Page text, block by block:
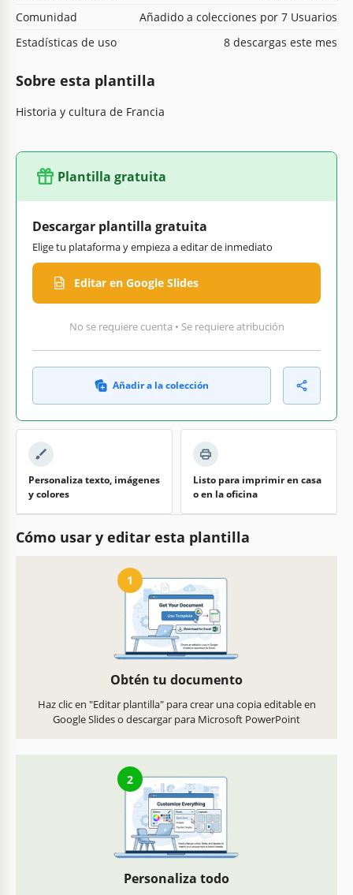
Comunidad
Añadido a colecciones por 7 Usuarios
Estadísticas de uso
8 descargas este mes
Sobre esta plantilla
Historia y cultura de Francia
Plantilla gratuita
Descargar plantilla gratuita
Elige tu plataforma y empieza a editar de inmediato
Editar en Google Slides
No se requiere cuenta • Se requiere atribución
Añadir a la colección
Personaliza texto, imágenes
y colores
Listo para imprimir en casa
o en la oficina
Cómo usar y editar esta plantilla
1
Obtén tu documento
Haz clic en "Editar plantilla" para crear una copia editable en
Google Slides o descargar para Microsoft PowerPoint
2
Personaliza todo